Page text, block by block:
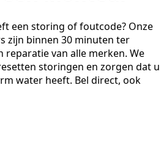
een storing of foutcode? Onze
zijn binnen 30 minuten ter
reparatie van alle merken. We
storingen en zorgen dat u
water heeft. Bel direct, ook